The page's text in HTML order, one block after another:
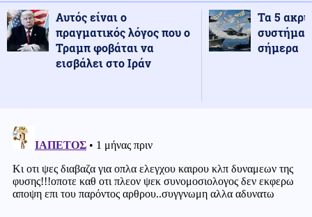
Αυτός είναι ο
πραγματικός λόγος που ο
Τραμπ φοβάται να
εισβάλει στο Ιράν
Τα 5
σήμερα